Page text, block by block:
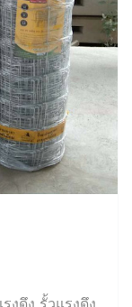
งดึง รั้วแรงดึง